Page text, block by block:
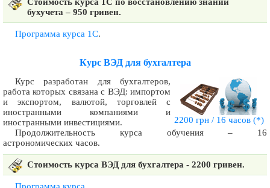
бухучета – 950 гривен.
Программа курса 1С.
Курс ВЭД для бухгалтера
2200 грн / 16 часов (*)
Курс разработан для бухгалтеров,
работа которых связана с ВЭД: импортом
и экспортом, валютой, торговлей с
иностранными компаниями и
иностранными инвестициями.
Продолжительность курса обучения – 16
астрономических часов.
Стоимость курса ВЭД для бухгалтера - 2200 гривен.
Программа курса.